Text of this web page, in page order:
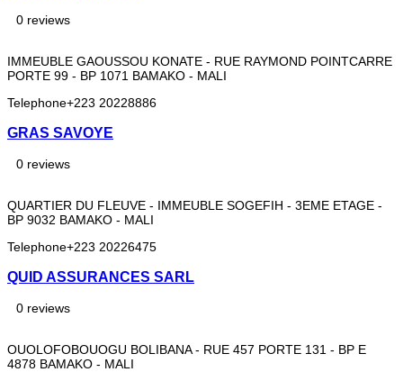
0 reviews
IMMEUBLE GAOUSSOU KONATE - RUE RAYMOND POINTCARRE
PORTE 99 - BP 1071 BAMAKO - MALI
Telephone+223 20228886
GRAS SAVOYE
0 reviews
QUARTIER DU FLEUVE - IMMEUBLE SOGEFIH - 3EME ETAGE -
BP 9032 BAMAKO - MALI
Telephone+223 20226475
QUID ASSURANCES SARL
0 reviews
OUOLOFOBOUOGU BOLIBANA - RUE 457 PORTE 131 - BP E
4878 BAMAKO - MALI